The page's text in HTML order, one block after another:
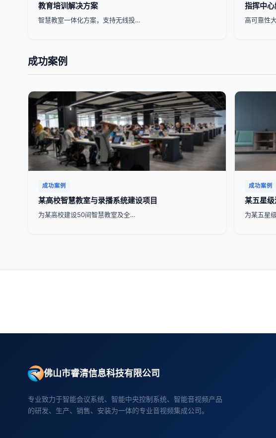
教育培训解决方案
智慧教室一体化方案，支持无线投…
指挥中
高可靠性
成功案例
成功案例
某高校智慧教室与录播系统建设项目
为某高校建设50间智慧教室及全…
成功案例
某五星
为某五星
佛山市睿清信息科技有限公司
专业致力于智能会议系统、智能中央控制系统、智能音视频产品
的研发、生产、销售、安装为一体的专业音视频集成公司。